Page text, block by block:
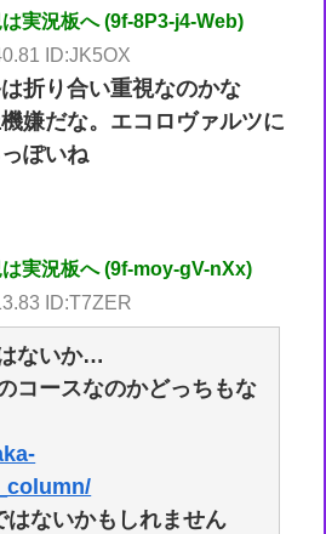
実況板へ (9f-8P3-j4-Web)
ID:JK5OX
折り合い重視なのかな
嫌だな。エコロヴァルツに
ぽいね
実況板へ (9f-moy-gV-nXx)
ID:T7ZER
ないか…
コースなのかどっちもな
はないかもしれません